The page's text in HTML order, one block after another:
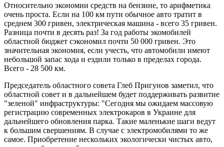
Относительно экономии средств на бензине, то арифметика
очень проста. Если на 100 км пути обычное авто тратит в
среднем 300 гривен, электрическая машина - всего 35 гривен.
Разница почти в десять раз! За год работы экомобилей
областной бюджет сэкономил почти 50 000 гривен. Это
значительная экономия, если учесть, что автомобили имеют
небольшой запас хода и ездили только в пределах города.
Всего - 28 500 км.
Председатель областного совета Глеб Пригунов заметил, что
областной совет и в дальнейшем будет поддерживать развитие
"зеленой" инфраструктуры: "Сегодня мы ожидаем массовую
регистрацию современных электрокаров в Украине для
дальнейшего обновления парка. Такие маленькие шаги ведут
к большим свершениям. В случае с электромобилями то же
самое. Приобретение нескольких экологически чистых авто,